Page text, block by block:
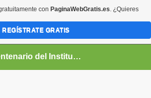
Centenario del Instituto Nacional de Panamá
con PaginaWebGratis.es. ¿Quieres
REGÍSTRATE GRATIS